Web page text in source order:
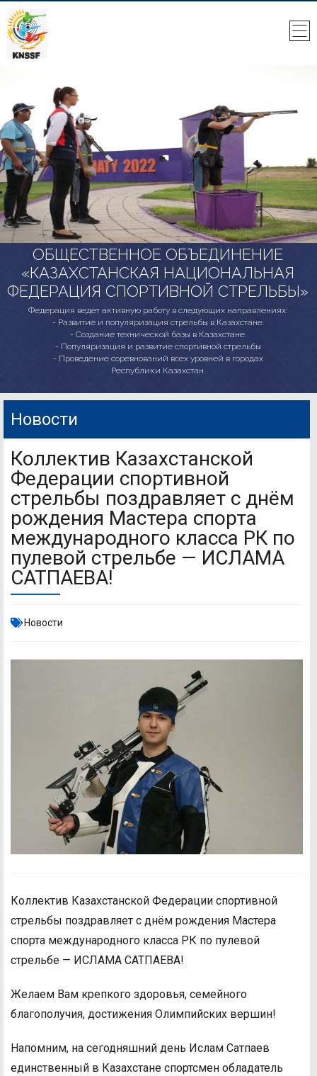
ОБЩЕСТВЕННОЕ ОБЪЕДИНЕНИЕ
«КАЗАХСТАНСКАЯ НАЦИОНАЛЬНАЯ
ФЕДЕРАЦИЯ СПОРТИВНОЙ СТРЕЛЬБЫ»
Федерация ведет активную работу в следующих направлениях:
- Развитие и популяризация стрельбы в Казахстане.
- Создание технической базы в Казахстане.
- Популяризация и развитие спортивной стрельбы
- Проведение соревнований всех уровней в городах
Республики Казахстан.
Новости
Коллектив Казахстанской
Федерации спортивной
стрельбы поздравляет с днём
рождения Мастера спорта
международного класса РК по
пулевой стрельбе — ИСЛАМА
САТПАЕВА!
Новости
Коллектив Казахстанской Федерации спортивной
стрельбы поздравляет с днём рождения Мастера
спорта международного класса РК по пулевой
стрельбе — ИСЛАМА САТПАЕВА!
Желаем Вам крепкого здоровья, семейного
благополучия, достижения Олимпийских вершин!
Напомним, на сегодняшний день Ислам Сатпаев
единственный в Казахстане спортсмен обладатель